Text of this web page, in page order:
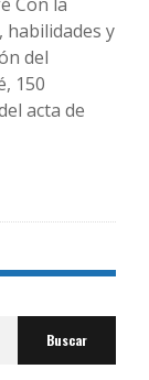
Con la
habilidades y
del
150
acta de